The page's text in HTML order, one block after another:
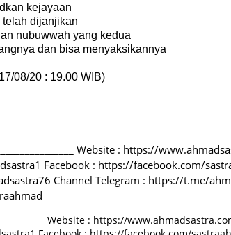
kejayaan
telah dijanjikan
nubuwwah yang kedua
dan bisa menyaksikannya
08/20 : 19.00 WIB)
Website : https://
Facebook : https://facebook.com/
Channel Telegram : https://t.me/
Website : https://